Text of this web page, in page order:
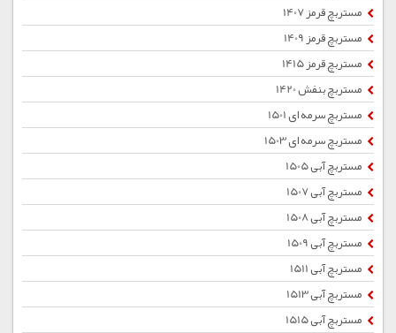
مستربچ قرمز 1407
مستربچ قرمز 1409
مستربچ قرمز 1415
مستربچ بنفش 1420
مستربچ سرمه ای 1501
مستربچ سرمه ای 1503
مستربچ آبی 1505
مستربچ آبی 1507
مستربچ آبی 1508
مستربچ آبی 1509
مستربچ آبی 1511
مستربچ آبی 1513
مستربچ آبی 1515